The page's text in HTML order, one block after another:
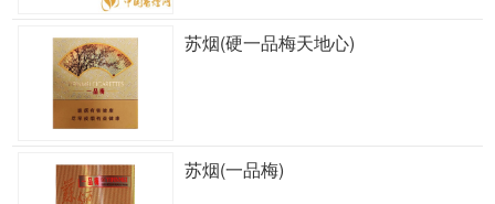
苏烟(硬一品梅天地心)
苏烟(一品梅)